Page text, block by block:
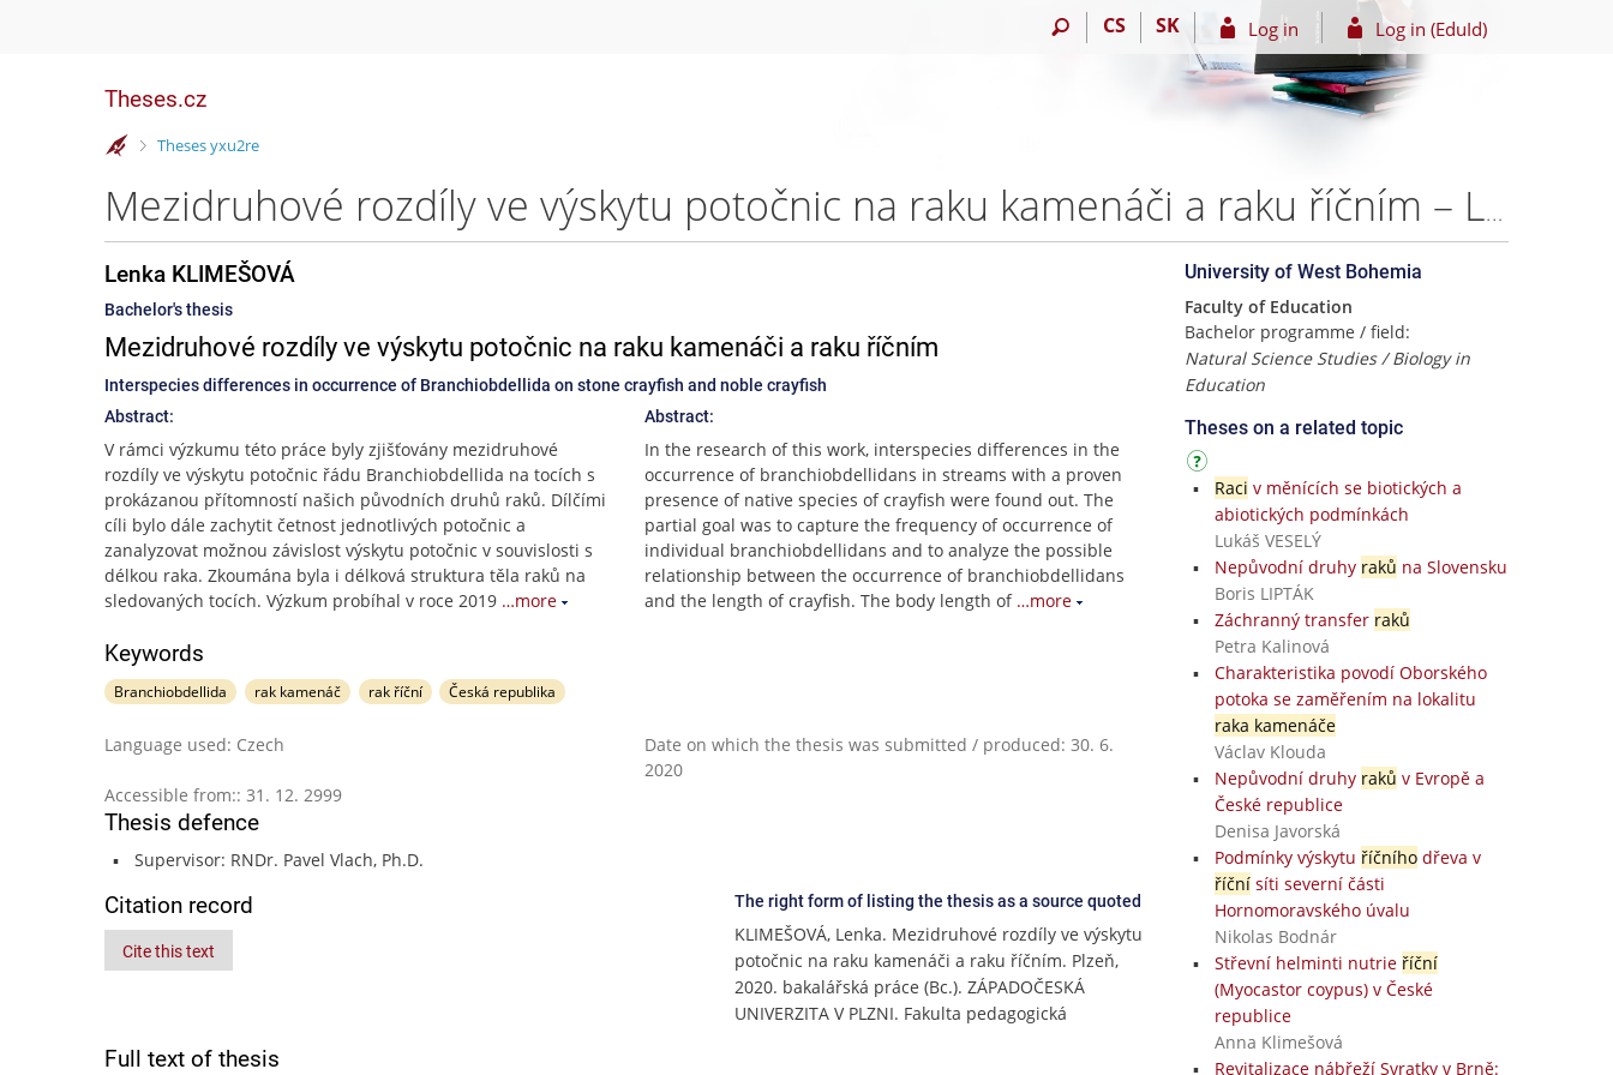
CS SK Log in Log in (EduId)
Theses.cz
>
Theses yxu2re
Mezidruhové rozdíly ve výskytu potočnic na raku kamenáči a raku říčním – Lenka KLIMEŠOVÁ
Lenka KLIMEŠOVÁ
Bachelor's thesis
Mezidruhové rozdíly ve výskytu potočnic na raku kamenáči a raku říčním
Interspecies differences in occurrence of Branchiobdellida on stone crayfish and noble crayfish
Abstract:
V rámci výzkumu této práce byly zjišťovány mezidruhové
rozdíly ve výskytu potočnic řádu Branchiobdellida na tocích s
prokázanou přítomností našich původních druhů raků. Dílčími
cíli bylo dále zachytit četnost jednotlivých potočnic a
zanalyzovat možnou závislost výskytu potočnic v souvislosti s
délkou raka. Zkoumána byla i délková struktura těla raků na
sledovaných tocích. Výzkum probíhal v roce 2019 …more
Abstract:
In the research of this work, interspecies differences in the
occurrence of branchiobdellidans in streams with a proven
presence of native species of crayfish were found out. The
partial goal was to capture the frequency of occurrence of
individual branchiobdellidans and to analyze the possible
relationship between the occurrence of branchiobdellidans
and the length of crayfish. The body length of …more
Keywords
Branchiobdellida rak kamenáč rak říční Česká republika
Language used: Czech
Date on which the thesis was submitted / produced: 30. 6.
2020
Accessible from:: 31. 12. 2999
Thesis defence
Supervisor: RNDr. Pavel Vlach, Ph.D.
Citation record
Cite this text
The right form of listing the thesis as a source quoted
KLIMEŠOVÁ, Lenka. Mezidruhové rozdíly ve výskytu
potočnic na raku kamenáči a raku říčním. Plzeň,
2020. bakalářská práce (Bc.). ZÁPADOČESKÁ
UNIVERZITA V PLZNI. Fakulta pedagogická
Full text of thesis
University of West Bohemia
Faculty of Education
Bachelor programme / field:
Natural Science Studies / Biology in
Education
Theses on a related topic
Raci v měnících se biotických a
abiotických podmínkách
Lukáš VESELÝ
Nepůvodní druhy raků na Slovensku
Boris LIPTÁK
Záchranný transfer raků
Petra Kalinová
Charakteristika povodí Oborského
potoka se zaměřením na lokalitu
raka kamenáče
Václav Klouda
Nepůvodní druhy raků v Evropě a
České republice
Denisa Javorská
Podmínky výskytu říčníhodřeva v
říčnísíti severní části
Hornomoravského úvalu
Nikolas Bodnár
Střevní helminti nutrie říční
(Myocastor coypus) v České
republice
Anna Klimešová
Revitalizace nábřeží Svratky v Brně: